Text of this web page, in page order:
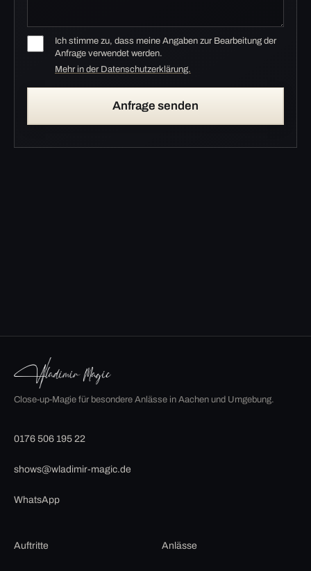
Ich stimme zu, dass meine Angaben zur Bearbeitung der
Anfrage verwendet werden.
Mehr in der Datenschutzerklärung.
Anfrage senden
Close-up-Magie für besondere Anlässe in Aachen und Umgebung.
0176 506 195 22
shows@wladimir-magic.de
WhatsApp
Auftritte Anlässe